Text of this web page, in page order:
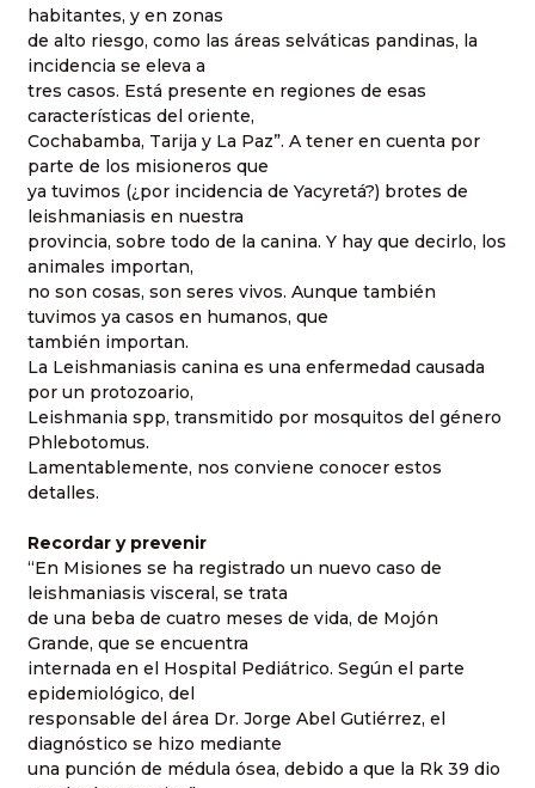
habitantes, y en zonas
de alto riesgo, como las áreas selváticas pandinas, la
incidencia se eleva a
tres casos. Está presente en regiones de esas
características del oriente,
Cochabamba, Tarija y La Paz”. A tener en cuenta por
parte de los misioneros que
ya tuvimos (¿por incidencia de Yacyretá?) brotes de
leishmaniasis en nuestra
provincia, sobre todo de la canina. Y hay que decirlo, los
animales importan,
no son cosas, son seres vivos. Aunque también
tuvimos ya casos en humanos, que
también importan.
La Leishmaniasis canina es una enfermedad causada
por un protozoario,
Leishmania spp, transmitido por mosquitos del género
Phlebotomus.
Lamentablemente, nos conviene conocer estos
detalles.
Recordar y prevenir
“En Misiones se ha registrado un nuevo caso de
leishmaniasis visceral, se trata
de una beba de cuatro meses de vida, de Mojón
Grande, que se encuentra
internada en el Hospital Pediátrico. Según el parte
epidemiológico, del
responsable del área Dr. Jorge Abel Gutiérrez, el
diagnóstico se hizo mediante
una punción de médula ósea, debido a que la Rk 39 dio